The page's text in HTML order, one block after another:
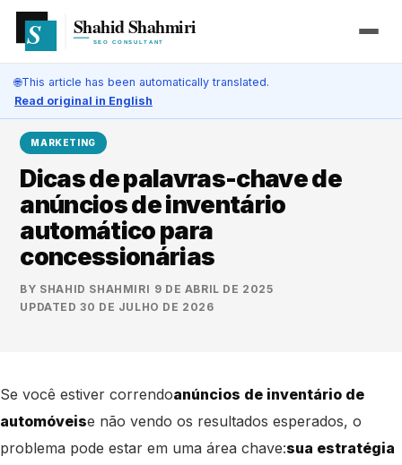
🌐This article has been automatically translated.
Read original in English
MARKETING
Dicas de palavras-chave de
anúncios de inventário
automático para
concessionárias
BY SHAHID SHAHMIRI 9 DE ABRIL DE 2025
UPDATED30 DE JULHO DE 2026
Se você estiver correndoanúncios de inventário de
automóveise não vendo os resultados esperados, o
problema pode estar em uma área chave:sua estratégia